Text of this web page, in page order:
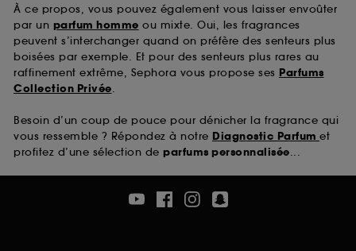
À ce propos, vous pouvez également vous laisser envoûter
par un parfum homme ou mixte. Oui, les fragrances
peuvent s’interchanger quand on préfère des senteurs plus
boisées par exemple. Et pour des senteurs plus rares au
raffinement extrême, Sephora vous propose ses Parfums
Collection Privée.
Besoin d’un coup de pouce pour dénicher la fragrance qui
vous ressemble ? Répondez à notre Diagnostic Parfum et
profitez d’une sélection de parfums personnalisée...